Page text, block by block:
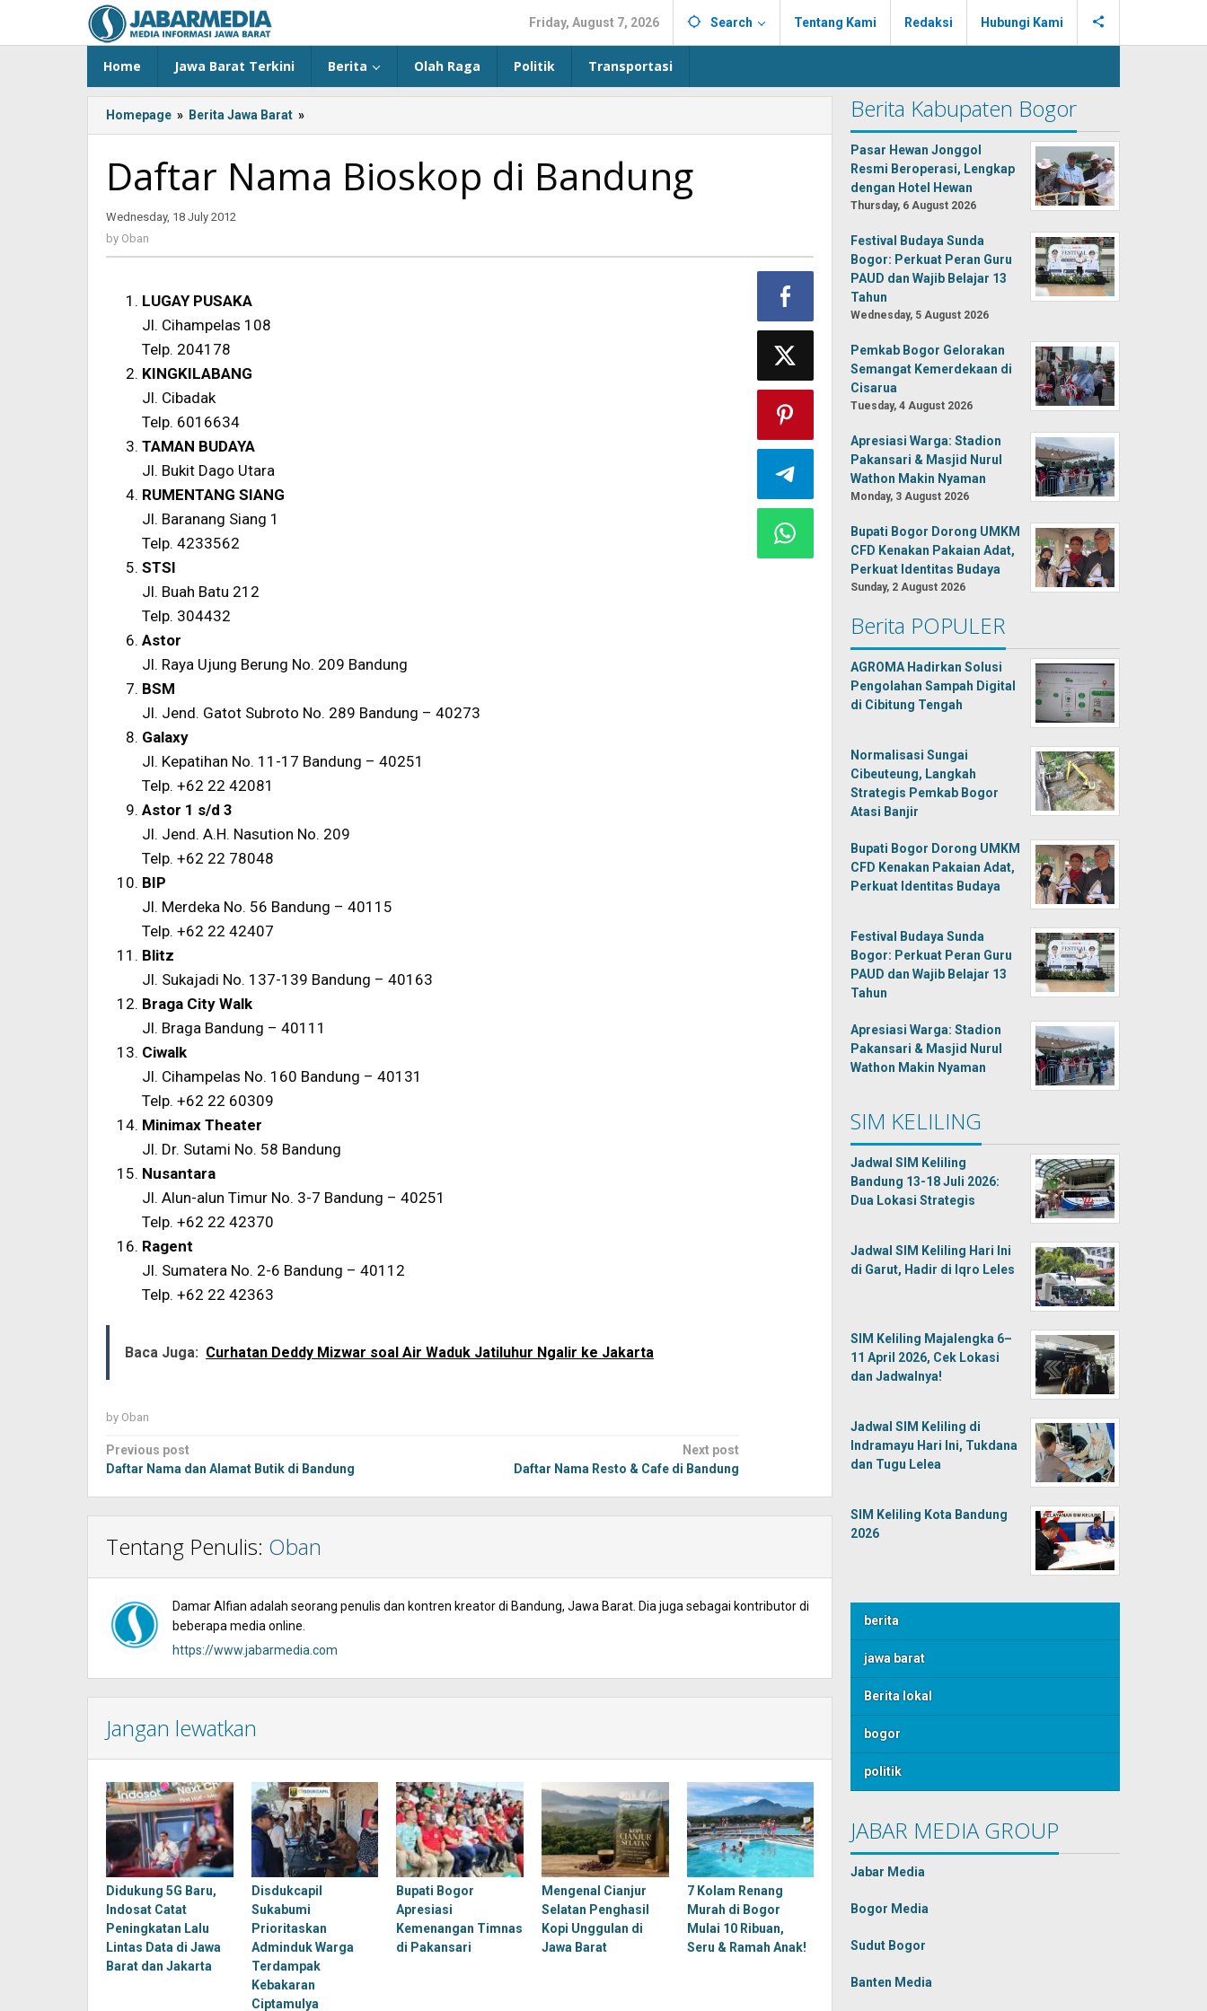
content
Friday, August 7, 2026 Search Tentang Kami Redaksi Hubungi Kami
Home Jawa Barat Terkini Berita Olah Raga Politik Transportasi
Homepage » Berita Jawa Barat »
-:IN-
>Daftar
Nama
Daftar Nama Bioskop di Bandung
Wednesday, 18 July 2012
by Oban
LUGAY PUSAKA
Jl. Cihampelas 108
Telp. 204178
KINGKILABANG
Jl. Cibadak
Telp. 6016634
TAMAN BUDAYA
Jl. Bukit Dago Utara
RUMENTANG SIANG
Jl. Baranang Siang 1
Telp. 4233562
STSI
Jl. Buah Batu 212
Telp. 304432
Astor
Jl. Raya Ujung Berung No. 209 Bandung
BSM
Jl. Jend. Gatot Subroto No. 289 Bandung – 40273
Galaxy
Jl. Kepatihan No. 11-17 Bandung – 40251
Telp. +62 22 42081
Astor 1 s/d 3
Jl. Jend. A.H. Nasution No. 209
Telp. +62 22 78048
BIP
Jl. Merdeka No. 56 Bandung – 40115
Telp. +62 22 42407
Blitz
Jl. Sukajadi No. 137-139 Bandung – 40163
Braga City Walk
Jl. Braga Bandung – 40111
Ciwalk
Jl. Cihampelas No. 160 Bandung – 40131
Telp. +62 22 60309
Minimax Theater
Jl. Dr. Sutami No. 58 Bandung
Nusantara
Jl. Alun-alun Timur No. 3-7 Bandung – 40251
Telp. +62 22 42370
Ragent
Jl. Sumatera No. 2-6 Bandung – 40112
Telp. +62 22 42363
Baca Juga: Curhatan Deddy Mizwar soal Air Waduk Jatiluhur Ngalir ke Jakarta
by Oban
Post
navigation
Previous post
Daftar Nama dan Alamat Butik di Bandung
Next post
Daftar Nama Resto & Cafe di Bandung
Tentang Penulis: Oban
Damar Alfian adalah seorang penulis dan kontren kreator di Bandung, Jawa Barat. Dia juga sebagai kontributor di
beberapa media online.
https://www.jabarmedia.com
Jangan lewatkan
Didukung 5G Baru,
Indosat Catat
Peningkatan Lalu
Lintas Data di Jawa
Barat dan Jakarta
Disdukcapil
Sukabumi
Prioritaskan
Adminduk Warga
Terdampak
Kebakaran
Ciptamulya
Bupati Bogor
Apresiasi
Kemenangan Timnas
di Pakansari
Mengenal Cianjur
Selatan Penghasil
Kopi Unggulan di
Jawa Barat
7 Kolam Renang
Murah di Bogor
Mulai 10 Ribuan,
Seru & Ramah Anak!
Berita Kabupaten Bogor
Pasar Hewan Jonggol
Resmi Beroperasi, Lengkap
dengan Hotel Hewan
Thursday, 6 August 2026
Festival Budaya Sunda
Bogor: Perkuat Peran Guru
PAUD dan Wajib Belajar 13
Tahun
Wednesday, 5 August 2026
Pemkab Bogor Gelorakan
Semangat Kemerdekaan di
Cisarua
Tuesday, 4 August 2026
Apresiasi Warga: Stadion
Pakansari & Masjid Nurul
Wathon Makin Nyaman
Monday, 3 August 2026
Bupati Bogor Dorong UMKM
CFD Kenakan Pakaian Adat,
Perkuat Identitas Budaya
Sunday, 2 August 2026
Berita POPULER
AGROMA Hadirkan Solusi
Pengolahan Sampah Digital
di Cibitung Tengah
Normalisasi Sungai
Cibeuteung, Langkah
Strategis Pemkab Bogor
Atasi Banjir
Bupati Bogor Dorong UMKM
CFD Kenakan Pakaian Adat,
Perkuat Identitas Budaya
Festival Budaya Sunda
Bogor: Perkuat Peran Guru
PAUD dan Wajib Belajar 13
Tahun
Apresiasi Warga: Stadion
Pakansari & Masjid Nurul
Wathon Makin Nyaman
SIM KELILING
Jadwal SIM Keliling
Bandung 13-18 Juli 2026:
Dua Lokasi Strategis
Jadwal SIM Keliling Hari Ini
di Garut, Hadir di Iqro Leles
SIM Keliling Majalengka 6–
11 April 2026, Cek Lokasi
dan Jadwalnya!
Jadwal SIM Keliling di
Indramayu Hari Ini, Tukdana
dan Tugu Lelea
SIM Keliling Kota Bandung
2026
berita
jawa barat
Berita lokal
bogor
politik
JABAR MEDIA GROUP
Jabar Media
Bogor Media
Sudut Bogor
Banten Media